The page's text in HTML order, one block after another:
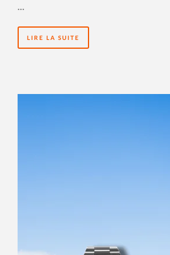
…
LIRE LA SUITE